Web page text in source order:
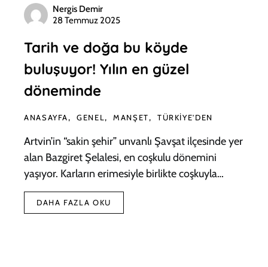
Nergis Demir
28 Temmuz 2025
Tarih ve doğa bu köyde
buluşuyor! Yılın en güzel
döneminde
ANASAYFA GENEL MANŞET TÜRKIYE'DEN
Artvin’in “sakin şehir” unvanlı Şavşat ilçesinde yer
alan Bazgiret Şelalesi, en coşkulu dönemini
yaşıyor. Karların erimesiyle birlikte coşkuyla…
DAHA FAZLA OKU